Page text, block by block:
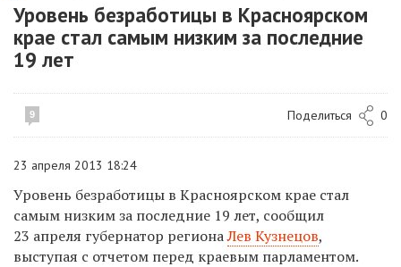
Уровень безработицы в Красноярском
крае стал самым низким за последние
19 лет
9 Поделиться 0
23 апреля 2013 18:24
Уровень безработицы в Красноярском крае стал
самым низким за последние 19 лет, сообщил
23 апреля губернатор регионаЛев Кузнецов,
выступая с отчетом перед краевым парламентом.